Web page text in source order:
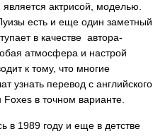
является актрисой, моделью.
есть и еще один заметный
в качестве автора-
атмосфера и настрой
к тому, что многие
узнать перевод с английского
Foxes в точном варианте.
в 1989 году и еще в детстве